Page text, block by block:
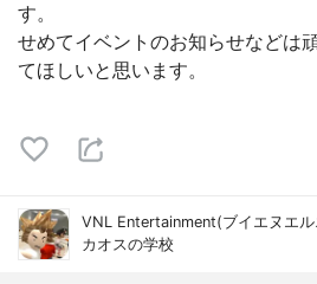
す。
せめてイベントのお知らせなどは
てほしいと思います。
VNL Entertainment(ブイエヌエ
カオスの学校